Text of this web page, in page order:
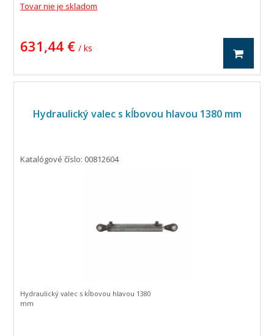
Tovar nie je skladom
631,44 € / ks
Hydraulický valec s kĺbovou hlavou 1380 mm
Katalógové číslo: 00812604
Hydraulický valec s kĺbovou hlavou 1380
mm